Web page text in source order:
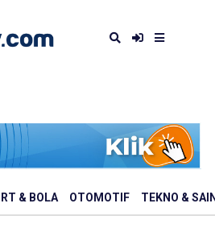
& BOLA OTOMOTIF TEKNO &